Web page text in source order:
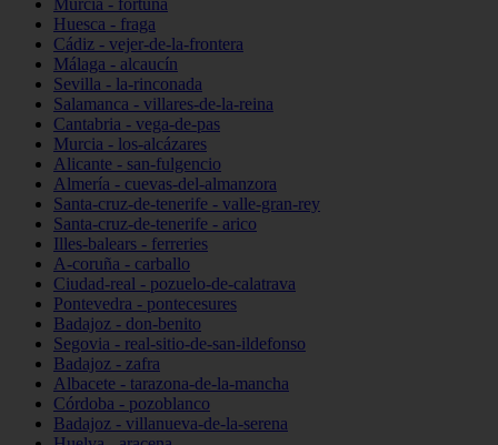
Murcia - fortuna
Huesca - fraga
Cádiz - vejer-de-la-frontera
Málaga - alcaucín
Sevilla - la-rinconada
Salamanca - villares-de-la-reina
Cantabria - vega-de-pas
Murcia - los-alcázares
Alicante - san-fulgencio
Almería - cuevas-del-almanzora
Santa-cruz-de-tenerife - valle-gran-rey
Santa-cruz-de-tenerife - arico
Illes-balears - ferreries
A-coruña - carballo
Ciudad-real - pozuelo-de-calatrava
Pontevedra - pontecesures
Badajoz - don-benito
Segovia - real-sitio-de-san-ildefonso
Badajoz - zafra
Albacete - tarazona-de-la-mancha
Córdoba - pozoblanco
Badajoz - villanueva-de-la-serena